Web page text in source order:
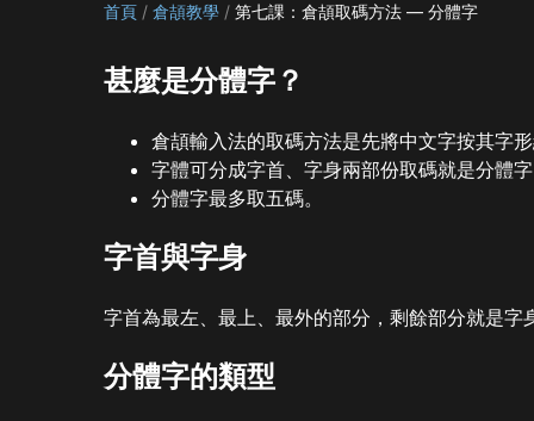
首頁 倉頡教學 第七課：倉頡取碼方法 — 分體字
甚麼是分體字？
倉頡輸入法的取碼方法是先將中文字按其字
字體可分成字首、字身兩部份取碼就是分體
分體字最多取五碼。
字首與字身
字首為最左、最上、最外的部分，剩餘部分就是
分體字的類型